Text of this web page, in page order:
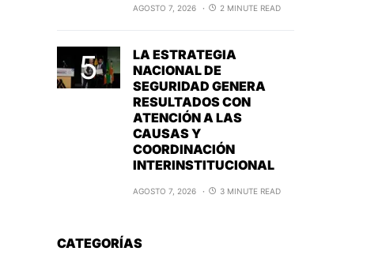
AGOSTO 7, 2026 2 MINUTE READ
LA ESTRATEGIA
NACIONAL DE
SEGURIDAD GENERA
RESULTADOS CON
ATENCIÓN A LAS
CAUSAS Y
COORDINACIÓN
INTERINSTITUCIONAL
AGOSTO 7, 2026 3 MINUTE READ
CATEGORÍAS